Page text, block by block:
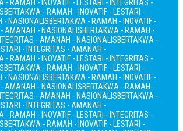
- RAMAH - INOVATIF - LESTARI - INTEGRITAS -
BERTAKWA - RAMAH - INOVATIF - LESTARI -
- NASIONALISBERTAKWA - RAMAH - INOVATIF -
- AMANAH - NASIONALISBERTAKWA - RAMAH -
- AMANAH - NASIONALISBERTAKWA -
- INTEGRITAS - AMANAH -
- RAMAH - INOVATIF - LESTARI - INTEGRITAS -
BERTAKWA - RAMAH - INOVATIF - LESTARI -
- NASIONALISBERTAKWA - RAMAH - INOVATIF -
- AMANAH - NASIONALISBERTAKWA - RAMAH -
- AMANAH - NASIONALISBERTAKWA -
- INTEGRITAS - AMANAH -
- RAMAH - INOVATIF - LESTARI - INTEGRITAS -
BERTAKWA - RAMAH - INOVATIF - LESTARI -